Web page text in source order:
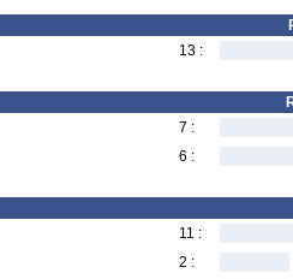
13 :
7 :
6 :
11 :
2 :